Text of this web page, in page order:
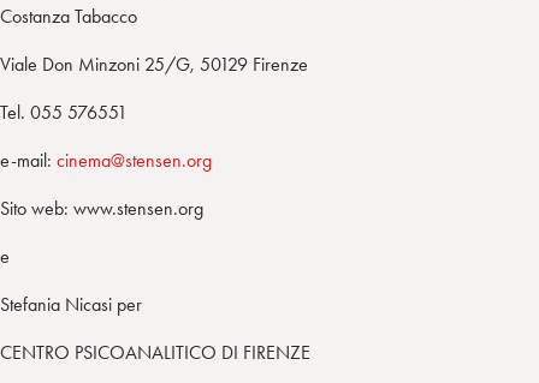
Costanza Tabacco
Viale Don Minzoni 25/G, 50129 Firenze
Tel. 055 576551
e-mail: cinema@stensen.org
Sito web: www.stensen.org
e
Stefania Nicasi per
CENTRO PSICOANALITICO DI FIRENZE